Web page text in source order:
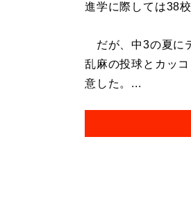
進学に際しては38
だが、中3の夏に
乱麻の投球とカッ
意した。...